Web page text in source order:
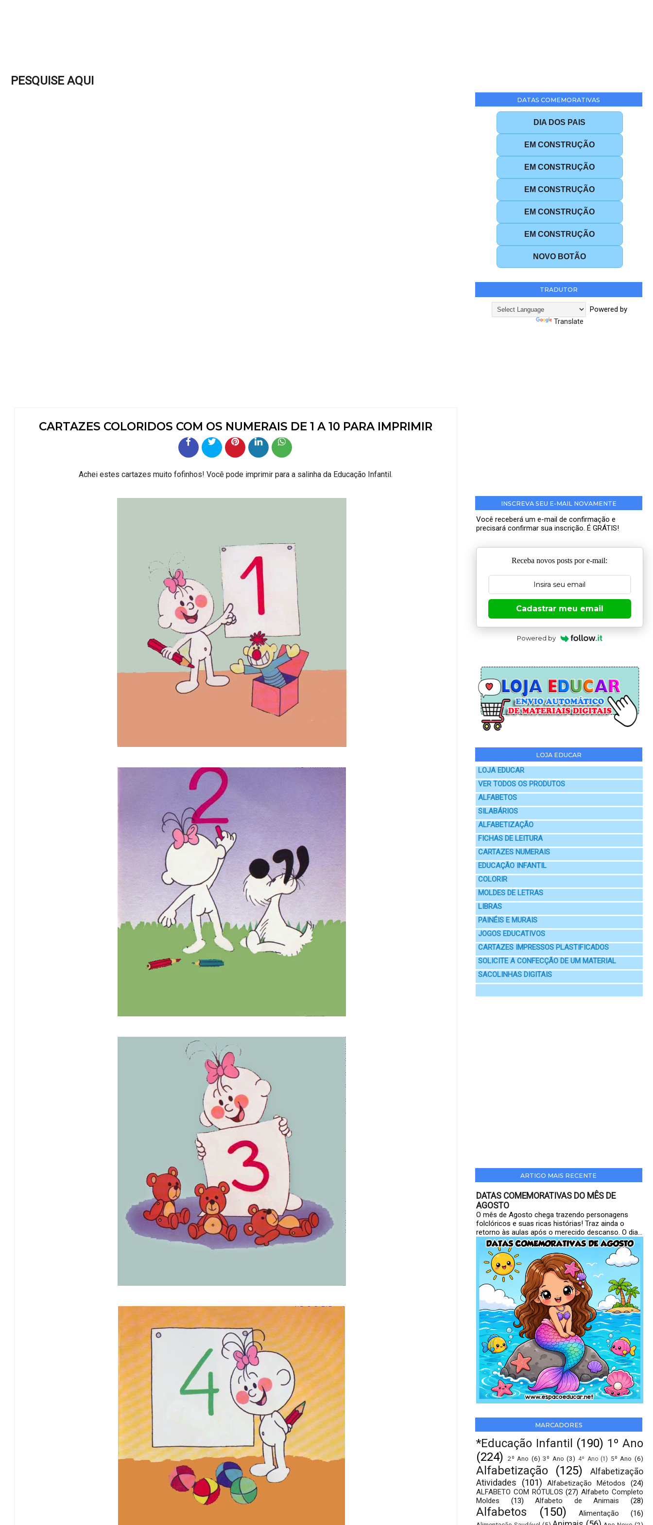
PESQUISE AQUI
CARTAZES COLORIDOS COM OS NUMERAIS DE 1 A 10 PARA IMPRIMIR
Achei estes cartazes muito fofinhos! Você pode imprimir para a salinha da Educação Infantil.
DATAS COMEMORATIVAS
DIA DOS PAIS
EM CONSTRUÇÃO
EM CONSTRUÇÃO
EM CONSTRUÇÃO
EM CONSTRUÇÃO
EM CONSTRUÇÃO
NOVO BOTÃO
TRADUTOR
Powered by
Translate
INSCREVA SEU E-MAIL NOVAMENTE
Você receberá um e-mail de confirmação e
precisará confirmar sua inscrição. É GRÁTIS!
Receba novos posts por e-mail:
Cadastrar meu email
Powered by
LOJA EDUCAR
LOJA EDUCAR
VER TODOS OS PRODUTOS
ALFABETOS
SILABÁRIOS
ALFABETIZAÇÃO
FICHAS DE LEITURA
CARTAZES NUMERAIS
EDUCAÇÃO INFANTIL
COLORIR
MOLDES DE LETRAS
LIBRAS
PAINÉIS E MURAIS
JOGOS EDUCATIVOS
CARTAZES IMPRESSOS PLASTIFICADOS
SOLICITE A CONFECÇÃO DE UM MATERIAL
SACOLINHAS DIGITAIS
ARTIGO MAIS RECENTE
DATAS COMEMORATIVAS DO MÊS DE
AGOSTO
O mês de Agosto chega trazendo personagens
folclóricos e suas ricas histórias! Traz ainda o
retorno às aulas após o merecido descanso. O dia...
MARCADORES
*Educação Infantil (190) 1º Ano
(224)
2º Ano (6) 3º Ano (3) 4º Ano (1) 5º Ano (6)
Alfabetização (125)
Alfabetização
Atividades
(101) Alfabetização Métodos
(24)
ALFABETO COM RÓTULOS (27) Alfabeto Completo
Moldes
(13) Alfabeto de Animais (28)
Alfabetos (150) Alimentação (16)